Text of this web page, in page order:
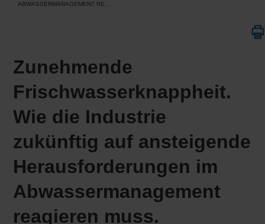
ABWASSERMANAGEMENT RE...
Zunehmende
Frischwasserknappheit.
Wie die Industrie
zukünftig auf ansteigende
Herausforderungen im
Abwassermanagement
reagieren muss.